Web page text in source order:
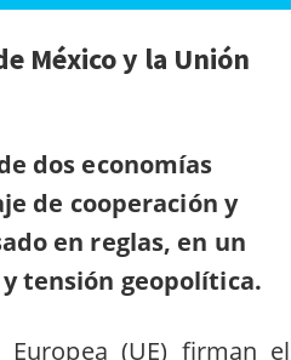
Méxicoy la Unión
dos economías
de cooperación y
en reglas, en un
tensión geopolítica.
(UE) firman el